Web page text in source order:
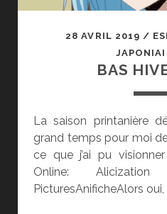
28 AVRIL 2019 /
BAS
La saison printanière
grand temps pour moi
ce que j’ai pu
Online:
PicturesAnificheAlors oui,